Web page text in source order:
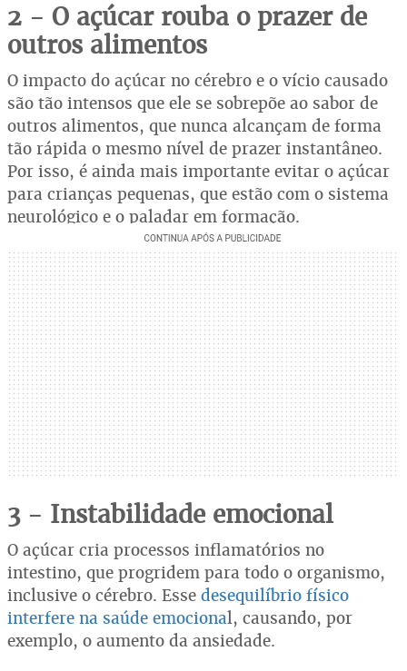
2 - O açúcar rouba o prazer de
outros alimentos
O impacto do açúcar no cérebro e o vício causado
são tão intensos que ele se sobrepõe ao sabor de
outros alimentos, que nunca alcançam de forma
tão rápida o mesmo nível de prazer instantâneo.
Por isso, é ainda mais importante evitar o açúcar
para crianças pequenas, que estão com o sistema
neurológico e o paladar em formação.
3 - Instabilidade emocional
O açúcar cria processos inflamatórios no
intestino, que progridem para todo o organismo,
inclusive o cérebro. Esse desequilíbrio físico
interfere na saúde emocional, causando, por
exemplo, o aumento da ansiedade.